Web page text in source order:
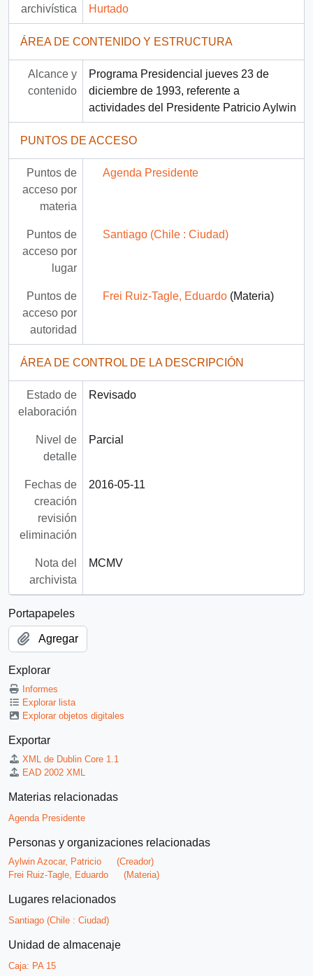
archivística Hurtado
ÁREA DE CONTENIDO Y ESTRUCTURA
Alcance y
contenido
Programa Presidencial jueves 23 de
diciembre de 1993, referente a
actividades del Presidente Patricio Aylwin
PUNTOS DE ACCESO
Puntos de
acceso por
materia
Agenda Presidente
Puntos de
acceso por
lugar
Santiago (Chile : Ciudad)
Puntos de
acceso por
autoridad
Frei Ruiz-Tagle, Eduardo(Materia)
ÁREA DE CONTROL DE LA DESCRIPCIÓN
Estado de
elaboración
Revisado
Nivel de
detalle
Parcial
Fechas de
creación
revisión
eliminación
2016-05-11
Nota del
archivista
MCMV
Portapapeles
Agregar
Explorar
Informes
Explorar lista
Explorar objetos digitales
Exportar
XML de Dublin Core 1.1
EAD 2002 XML
Materias relacionadas
Agenda Presidente
Personas y organizaciones relacionadas
Aylwin Azocar, Patricio
(Creador)
Frei Ruiz-Tagle, Eduardo
(Materia)
Lugares relacionados
Santiago (Chile : Ciudad)
Unidad de almacenaje
Caja: PA 15